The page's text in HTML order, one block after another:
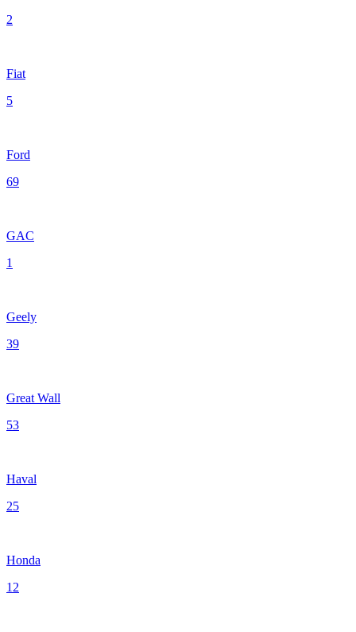
2
Fiat
5
Ford
69
GAC
1
Geely
39
Great Wall
53
Haval
25
Honda
12